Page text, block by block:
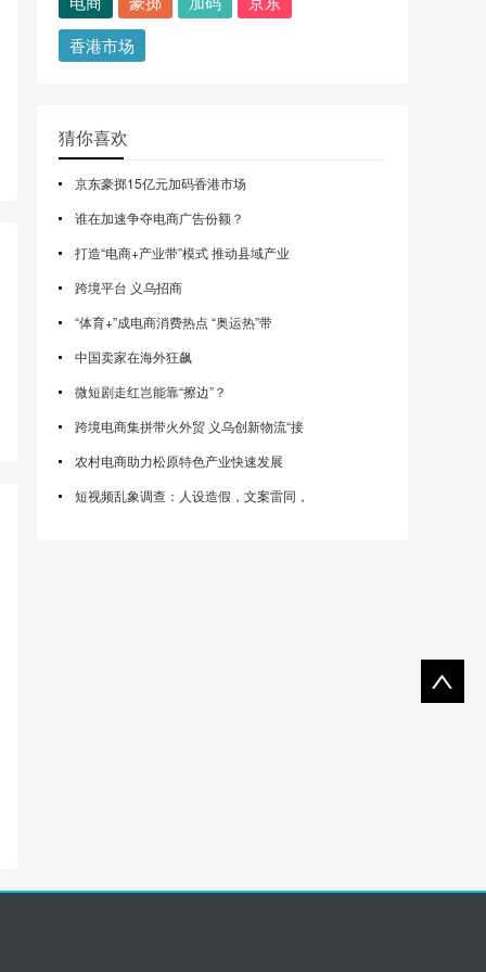
香港市场
猜你喜欢
京东豪掷15亿元加码香港市场
谁在加速争夺电商广告份额？
打造“电商+产业带”模式 推动县域产业
跨境平台 义乌招商
“体育+”成电商消费热点 “奥运热”带
中国卖家在海外狂飙
微短剧走红岂能靠“擦边”？
跨境电商集拼带火外贸 义乌创新物流“接
农村电商助力松原特色产业快速发展
短视频乱象调查：人设造假，文案雷同，